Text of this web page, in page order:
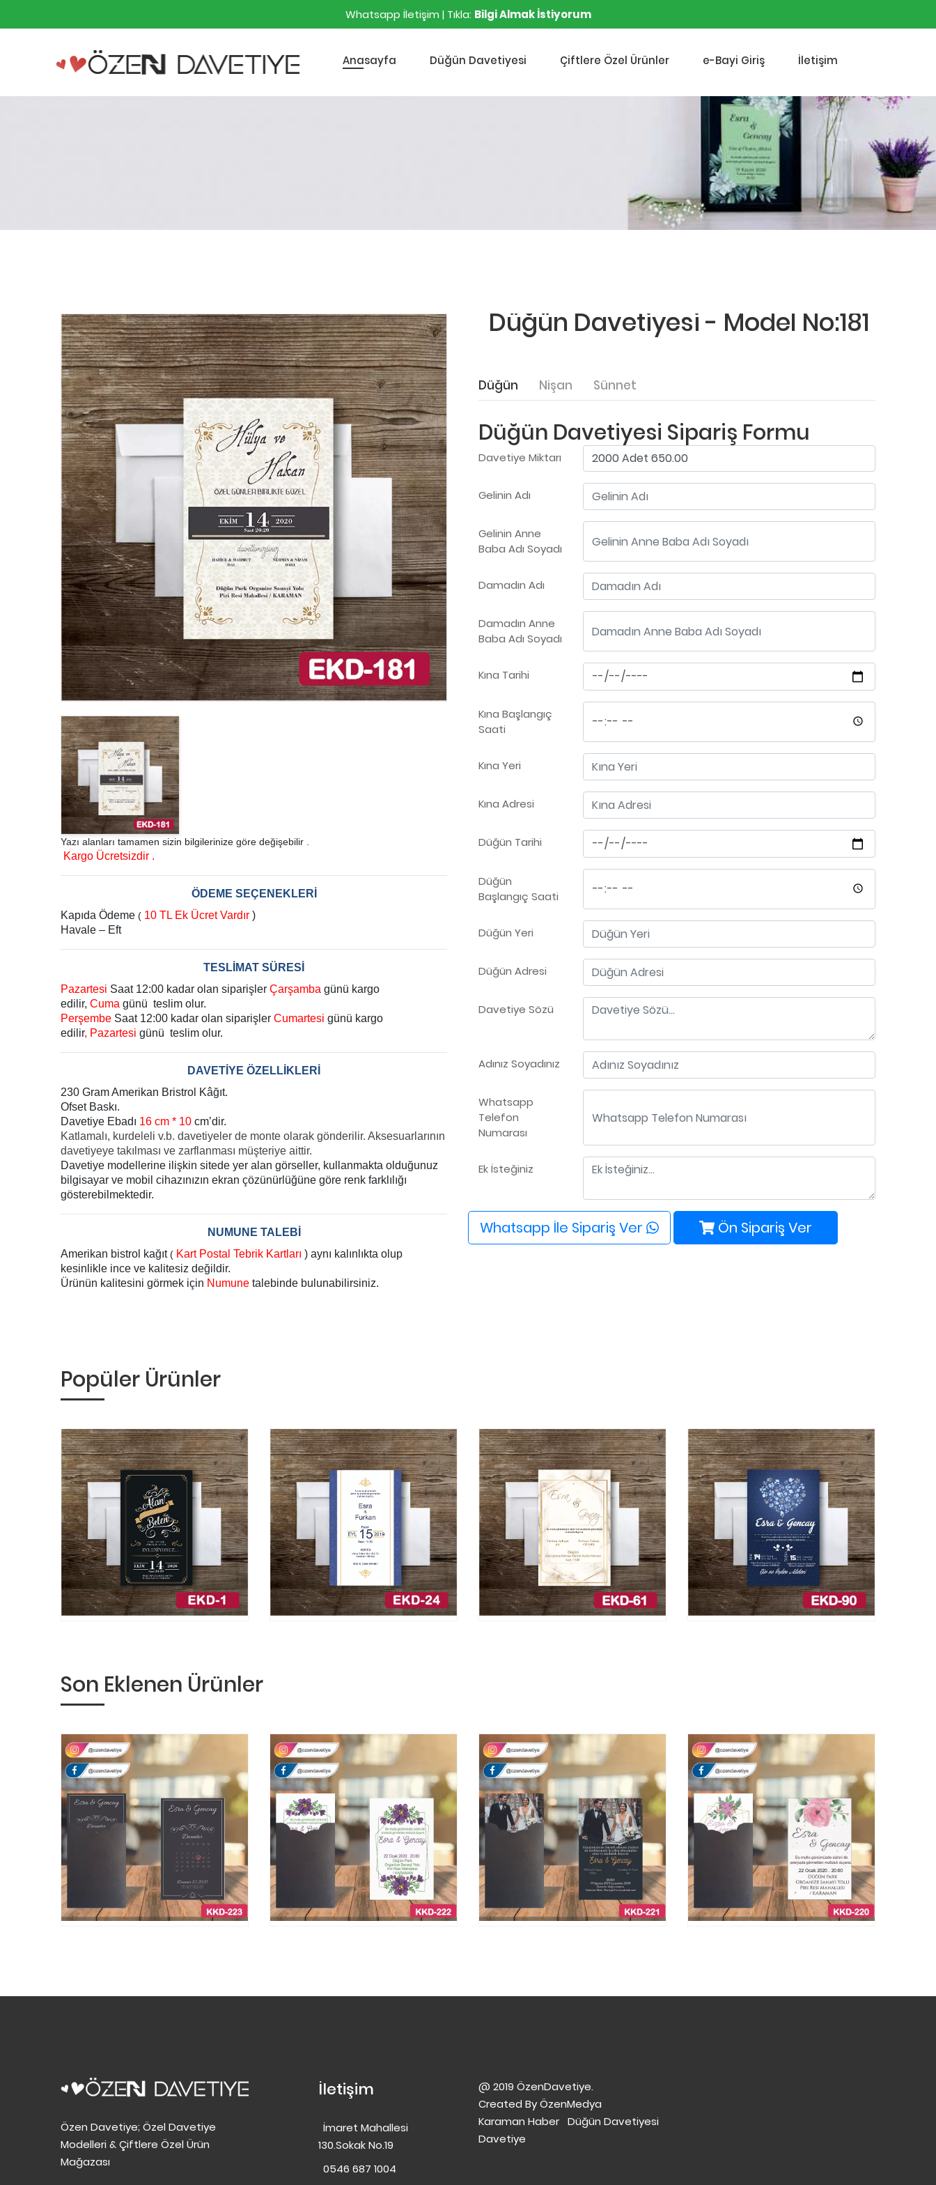
Whatsapp İletişim | Tıkla: Bilgi Almak İstiyorum
Anasayfa Düğün Davetiyesi Çiftlere Özel Ürünler e-Bayi Giriş İletişim
Yazı alanları tamamen sizin bilgilerinize göre değişebilir .
Kargo Ücretsizdir .
ÖDEME SEÇENEKLERİ
Kapıda Ödeme ( 10 TL Ek Ücret Vardır )
Havale – Eft
TESLİMAT SÜRESİ
Pazartesi Saat 12:00 kadar olan siparişler Çarşamba günü kargo
edilir, Cuma günü teslim olur.
Perşembe Saat 12:00 kadar olan siparişler Cumartesi günü kargo
edilir, Pazartesi günü teslim olur.
DAVETİYE ÖZELLİKLERİ
230 Gram Amerikan Bristrol Kâğıt.
Ofset Baskı.
Davetiye Ebadı 16 cm * 10 cm’dir.
Katlamalı, kurdeleli v.b. davetiyeler de monte olarak gönderilir. Aksesuarlarının
davetiyeye takılması ve zarflanması müşteriye aittir.
Davetiye modellerine ilişkin sitede yer alan görseller, kullanmakta olduğunuz
bilgisayar ve mobil cihazınızın ekran çözünürlüğüne göre renk farklılığı
gösterebilmektedir.
NUMUNE TALEBİ
Amerikan bistrol kağıt( Kart Postal Tebrik Kartları ) aynı kalınlıkta olup
kesinlikle ince ve kalitesiz değildir.
Ürünün kalitesini görmek için Numune talebinde bulunabilirsiniz.
Düğün Davetiyesi - Model No:181
Düğün Nişan Sünnet
Düğün Davetiyesi Sipariş Formu
Davetiye Miktarı
Gelinin Adı
Gelinin Anne
Baba Adı Soyadı
Damadın Adı
Damadın Anne
Baba Adı Soyadı
Kına Tarihi
Kına Başlangıç
Saati
Kına Yeri
Kına Adresi
Düğün Tarihi
Düğün
Başlangıç Saati
Düğün Yeri
Düğün Adresi
Davetiye Sözü
Adınız Soyadınız
Whatsapp
Telefon
Numarası
Ek İsteğiniz
Whatsapp İle Sipariş Ver Ön Sipariş Ver
Popüler Ürünler
Son Eklenen Ürünler
Özen Davetiye; Özel Davetiye
Modelleri & Çiftlere Özel Ürün
Mağazası
İletişim
İmaret Mahallesi
130.Sokak No.19
0546 687 1004
@ 2019 ÖzenDavetiye.
Created ByÖzenMedya
Karaman Haber Düğün Davetiyesi
Davetiye